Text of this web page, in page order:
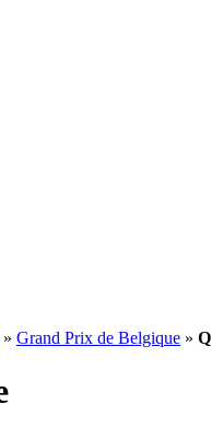
» Grand Prix de Belgique »